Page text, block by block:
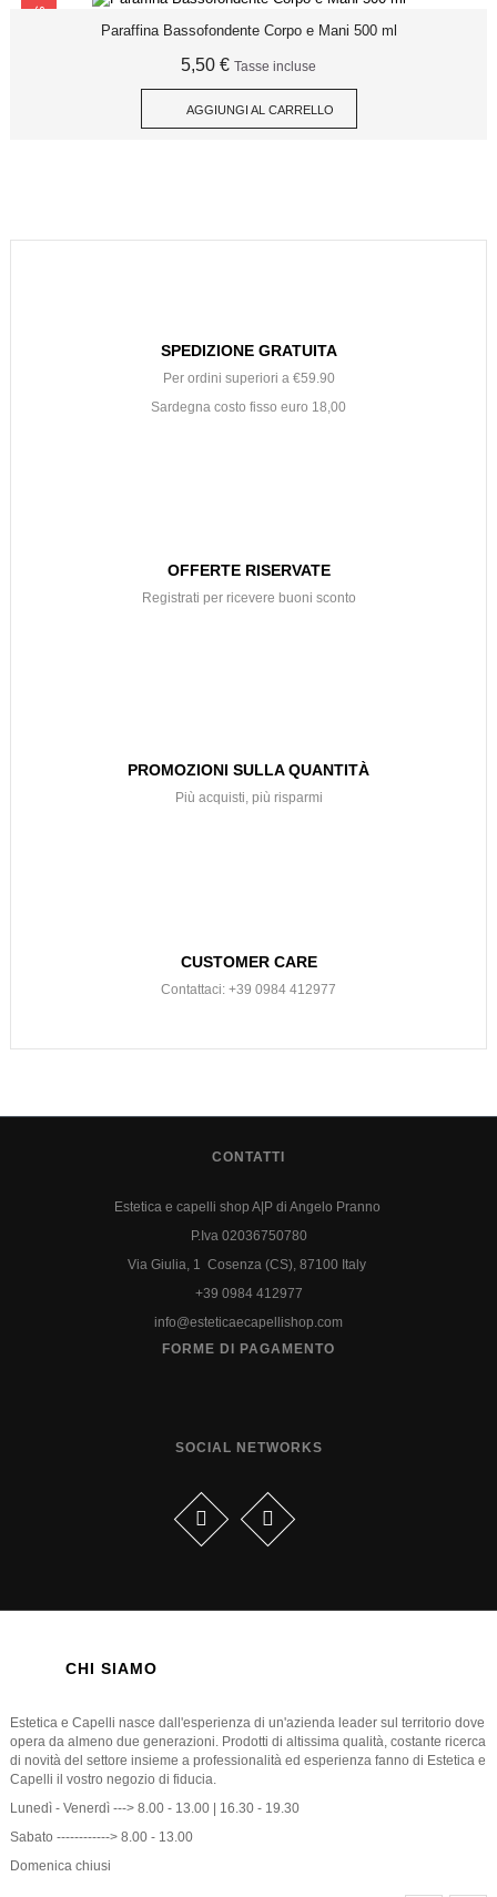
Paraffina Bassofondente Corpo e Mani 500 ml
5,50 € Tasse incluse
AGGIUNGI AL CARRELLO
SPEDIZIONE GRATUITA
Per ordini superiori a €59.90
Sardegna costo fisso euro 18,00
OFFERTE RISERVATE
Registrati per ricevere buoni sconto
PROMOZIONI SULLA QUANTITÀ
Più acquisti, più risparmi
CUSTOMER CARE
Contattaci: +39 0984 412977
CONTATTI
Estetica e capelli shop A|P di Angelo Pranno
P.Iva 02036750780
Via Giulia, 1 Cosenza (CS), 87100 Italy
+39 0984 412977
info@esteticaecapellishop.com
FORME DI PAGAMENTO
SOCIAL NETWORKS
CHI SIAMO
Estetica e Capelli nasce dall'esperienza di un'azienda leader sul territorio dove
opera da almeno due generazioni. Prodotti di altissima qualità, costante ricerca
di novità del settore insieme a professionalità ed esperienza fanno di Estetica e
Capelli il vostro negozio di fiducia.
Lunedì - Venerdì ---> 8.00 - 13.00 | 16.30 - 19.30
Sabato ------------> 8.00 - 13.00
Domenica chiusi